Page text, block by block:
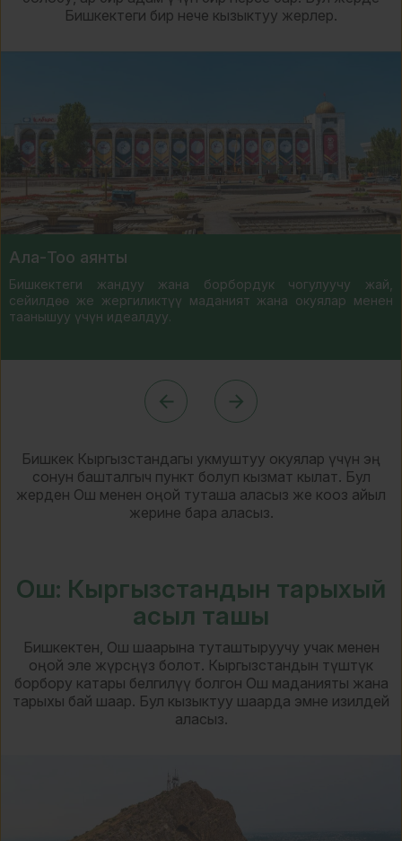
Бишкектеги бир нече кызыктуу жерлер.
Ала-Тоо аянты
Бишкектеги жандуу жана борбордук чогулуучу жай,
сейилдөө же жергиликтүү маданият жана окуялар менен
таанышуу үчүн идеалдуу.
Бишкек Кыргызстандагы укмуштуу окуялар үчүн эң
сонун башталгыч пункт болуп кызмат кылат. Бул
жерден Ош менен оңой туташа аласыз же кооз айыл
жерине бара аласыз.
Ош: Кыргызстандын тарыхый
асыл ташы
Бишкектен, Ош шаарына туташтыруучу учак менен
оңой эле жүрсөңүз болот. Кыргызстандын түштүк
борбору катары белгилүү болгон Ош маданияты жана
тарыхы бай шаар. Бул кызыктуу шаарда эмне изилдей
аласыз.